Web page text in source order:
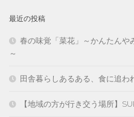
最近の投稿
春の味覚「菜花」～かんたんや
～
田舎暮らしあるある、食に追わ
【地域の方が行き交う場所】